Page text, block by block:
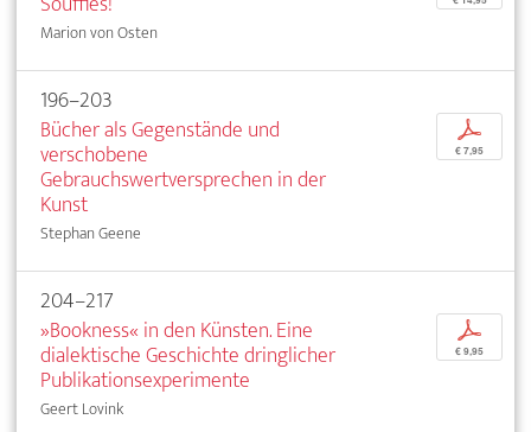
Marion von Osten
196–203
Bücher als Gegenstände und
verschobene
Gebrauchswertversprechen in der
Kunst
Stephan Geene
p
€ 7,95
204–217
»Bookness« in den Künsten. Eine
dialektische Geschichte dringlicher
Publikationsexperimente
Geert Lovink
p
€ 9,95